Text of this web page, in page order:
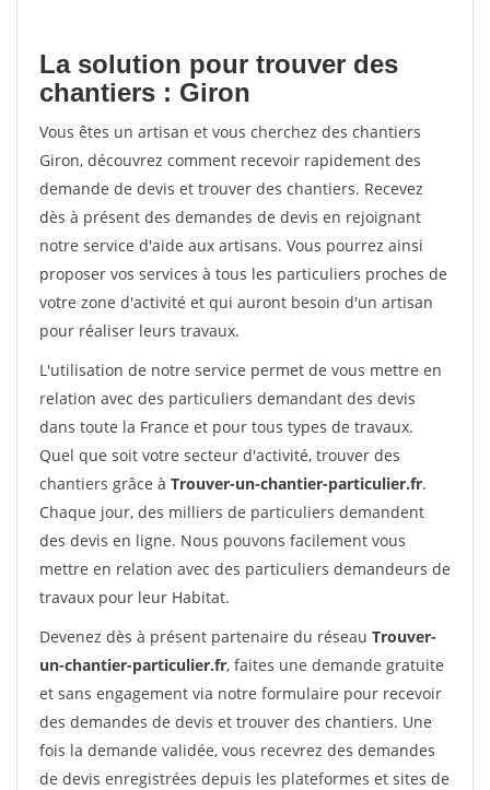
La solution pour trouver des
chantiers : Giron
Vous êtes un artisan et vous cherchez des chantiers
Giron, découvrez comment recevoir rapidement des
demande de devis et trouver des chantiers. Recevez
dès à présent des demandes de devis en rejoignant
notre service d'aide aux artisans. Vous pourrez ainsi
proposer vos services à tous les particuliers proches de
votre zone d'activité et qui auront besoin d'un artisan
pour réaliser leurs travaux.
L'utilisation de notre service permet de vous mettre en
relation avec des particuliers demandant des devis
dans toute la France et pour tous types de travaux.
Quel que soit votre secteur d'activité, trouver des
chantiers grâce à Trouver-un-chantier-particulier.fr.
Chaque jour, des milliers de particuliers demandent
des devis en ligne. Nous pouvons facilement vous
mettre en relation avec des particuliers demandeurs de
travaux pour leur Habitat.
Devenez dès à présent partenaire du réseau Trouver-
un-chantier-particulier.fr, faites une demande gratuite
et sans engagement via notre formulaire pour recevoir
des demandes de devis et trouver des chantiers. Une
fois la demande validée, vous recevrez des demandes
de devis enregistrées depuis les plateformes et sites de